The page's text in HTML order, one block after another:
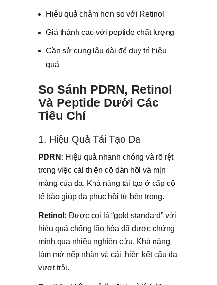
Hiệu quả chậm hơn so với Retinol
Giá thành cao với peptide chất lượng
Cần sử dụng lâu dài để duy trì hiệu
quả
So Sánh PDRN, Retinol
Và Peptide Dưới Các
Tiêu Chí
1. Hiệu Quả Tái Tạo Da
PDRN: Hiệu quả nhanh chóng và rõ rệt
trong việc cải thiện độ đàn hồi và mịn
màng của da. Khả năng tái tạo ở cấp độ
tế bào giúp da phục hồi từ bên trong.
Retinol: Được coi là “gold standard” với
hiệu quả chống lão hóa đã được chứng
minh qua nhiều nghiên cứu. Khả năng
làm mờ nếp nhăn và cải thiện kết cấu da
vượt trội.